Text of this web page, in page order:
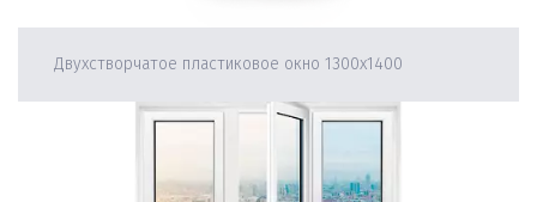
Двухстворчатое пластиковое окно 1300х1400